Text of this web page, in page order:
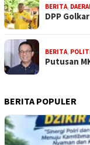
BERITA,
DPP
BERITA,
Putusan
BERITA POPULER